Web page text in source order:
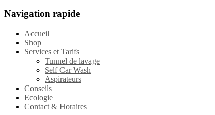
Navigation rapide
Accueil
Shop
Services et Tarifs
Tunnel de lavage
Self Car Wash
Aspirateurs
Conseils
Ecologie
Contact & Horaires